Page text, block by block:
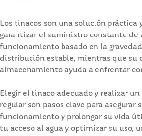
Los tinacos son una solución práctica
garantizar el suministro constante de
funcionamiento basado en la
distribución estable, mientras que su
almacenamiento ayuda a enfrentar
Elegir el tinaco adecuado y realizar
regular son pasos clave para asegurar
funcionamiento y prolongar su vida
tu acceso al agua y optimizar su uso,